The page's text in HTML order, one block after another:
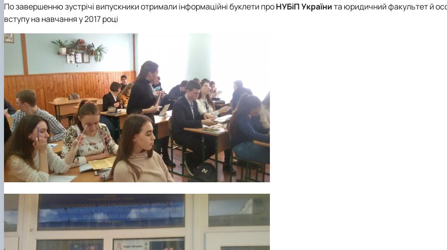
По завершенню зустрічі випускники отримали інформаційні буклети проНУБіП Українита юридичний факультет й
вступу на навчання у 2017 році